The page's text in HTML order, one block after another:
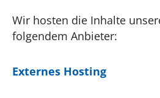
Wir hosten die Inhalte
folgendem Anbieter:
Externes Hosting